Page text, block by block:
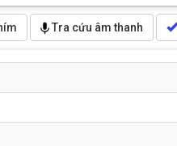
Tra cứu âm thanh